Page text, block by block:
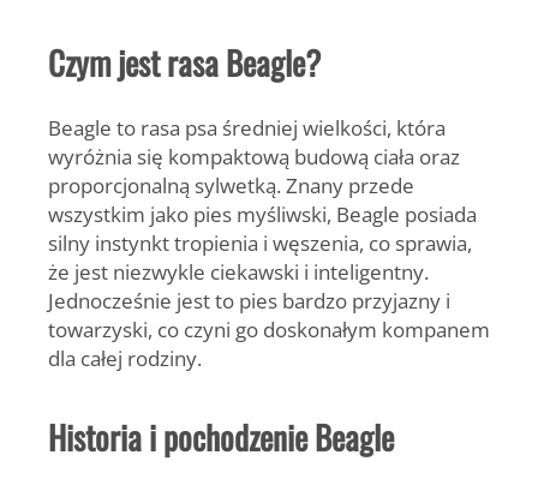
Czym jest rasa Beagle?
Beagle to rasa psa średniej wielkości, która
wyróżnia się kompaktową budową ciała oraz
proporcjonalną sylwetką. Znany przede
wszystkim jako pies myśliwski, Beagle posiada
silny instynkt tropienia i węszenia, co sprawia,
że jest niezwykle ciekawski i inteligentny.
Jednocześnie jest to pies bardzo przyjazny i
towarzyski, co czyni go doskonałym kompanem
dla całej rodziny.
Historia i pochodzenie Beagle